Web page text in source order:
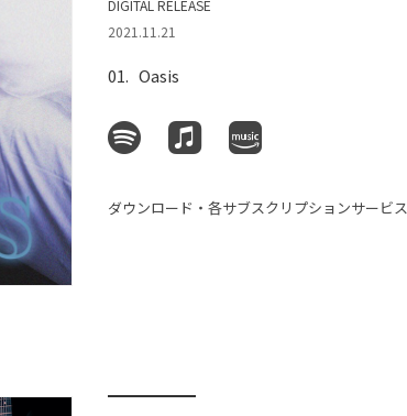
DIGITAL RELEASE
2021.11.21
Oasis
ダウンロード・各サブスクリプションサービ